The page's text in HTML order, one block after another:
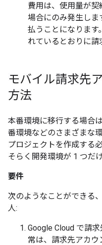
費用は、使用量が
場合にのみ発生しま
払うことになります
れているとおりに請
モバイル請求先
方法
本番環境に移行する場合
番環境などのさまざまな
プロジェクトを作成する
そらく開発環境が 1 つだ
要件
次のようなことができる
人:
Google Cloud で請
常は、請求先アカ